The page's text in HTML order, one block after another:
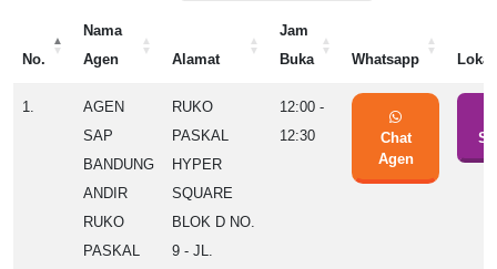
No.
Nama
Agen
Alamat
Jam
Buka
Whatsapp
No.
Nama
Agen
Alamat
Jam
Buka
Whatsapp
1.
AGEN
SAP
BANDUNG
ANDIR
RUKO
PASKAL
RUKO
PASKAL
HYPER
SQUARE
BLOK D NO.
9 - JL.
12:00 -
12:30
Chat
Agen